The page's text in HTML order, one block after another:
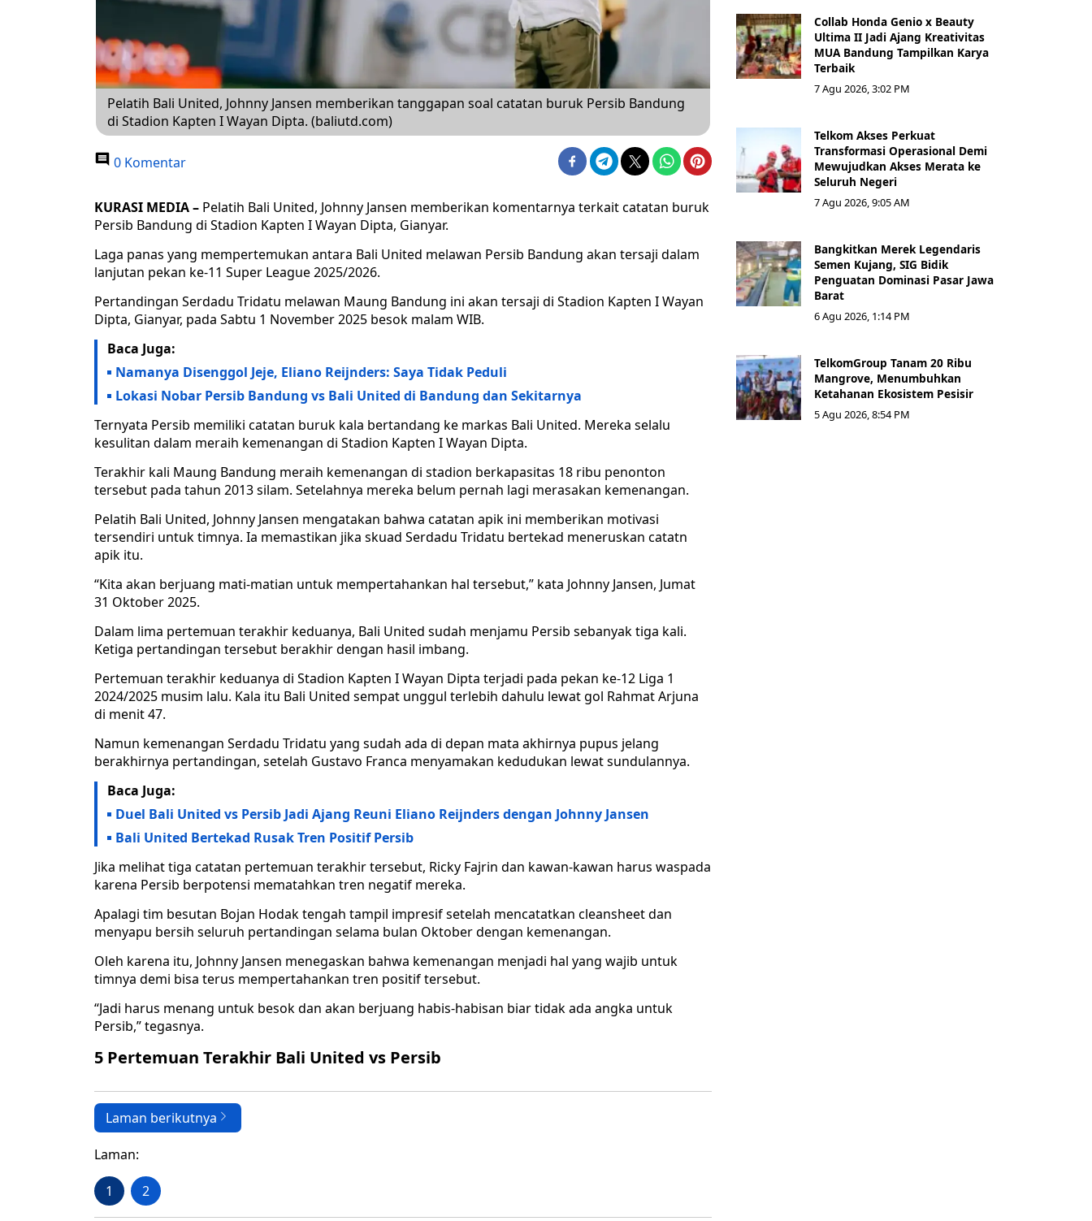
Pelatih Bali United, Johnny Jansen memberikan tanggapan soal catatan buruk Persib Bandung
di Stadion Kapten I Wayan Dipta. (baliutd.com)
0 Komentar
KURASI MEDIA – Pelatih Bali United, Johnny Jansen memberikan komentarnya terkait catatan buruk
Persib Bandung di Stadion Kapten I Wayan Dipta, Gianyar.
Laga panas yang mempertemukan antara Bali United melawan Persib Bandung akan tersaji dalam
lanjutan pekan ke-11 Super League 2025/2026.
Pertandingan Serdadu Tridatu melawan Maung Bandung ini akan tersaji di Stadion Kapten I Wayan
Dipta, Gianyar, pada Sabtu 1 November 2025 besok malam WIB.
Baca Juga:
Namanya Disenggol Jeje, Eliano Reijnders: Saya Tidak Peduli
Lokasi Nobar Persib Bandung vs Bali United di Bandung dan Sekitarnya
Ternyata Persib memiliki catatan buruk kala bertandang ke markas Bali United. Mereka selalu
kesulitan dalam meraih kemenangan di Stadion Kapten I Wayan Dipta.
Terakhir kali Maung Bandung meraih kemenangan di stadion berkapasitas 18 ribu penonton
tersebut pada tahun 2013 silam. Setelahnya mereka belum pernah lagi merasakan kemenangan.
Pelatih Bali United, Johnny Jansen mengatakan bahwa catatan apik ini memberikan motivasi
tersendiri untuk timnya. Ia memastikan jika skuad Serdadu Tridatu bertekad meneruskan catatn
apik itu.
“Kita akan berjuang mati-matian untuk mempertahankan hal tersebut,” kata Johnny Jansen, Jumat
31 Oktober 2025.
Dalam lima pertemuan terakhir keduanya, Bali United sudah menjamu Persib sebanyak tiga kali.
Ketiga pertandingan tersebut berakhir dengan hasil imbang.
Pertemuan terakhir keduanya di Stadion Kapten I Wayan Dipta terjadi pada pekan ke-12 Liga 1
2024/2025 musim lalu. Kala itu Bali United sempat unggul terlebih dahulu lewat gol Rahmat Arjuna
di menit 47.
Namun kemenangan Serdadu Tridatu yang sudah ada di depan mata akhirnya pupus jelang
berakhirnya pertandingan, setelah Gustavo Franca menyamakan kedudukan lewat sundulannya.
Baca Juga:
Duel Bali United vs Persib Jadi Ajang Reuni Eliano Reijnders dengan Johnny Jansen
Bali United Bertekad Rusak Tren Positif Persib
Jika melihat tiga catatan pertemuan terakhir tersebut, Ricky Fajrin dan kawan-kawan harus waspada
karena Persib berpotensi mematahkan tren negatif mereka.
Apalagi tim besutan Bojan Hodak tengah tampil impresif setelah mencatatkan cleansheet dan
menyapu bersih seluruh pertandingan selama bulan Oktober dengan kemenangan.
Oleh karena itu, Johnny Jansen menegaskan bahwa kemenangan menjadi hal yang wajib untuk
timnya demi bisa terus mempertahankan tren positif tersebut.
“Jadi harus menang untuk besok dan akan berjuang habis-habisan biar tidak ada angka untuk
Persib,” tegasnya.
5 Pertemuan Terakhir Bali United vs Persib
Laman berikutnya
Laman:
1 2
Collab Honda Genio x Beauty
Ultima II Jadi Ajang Kreativitas
MUA Bandung Tampilkan Karya
Terbaik
7 Agu 2026, 3:02 PM
Telkom Akses Perkuat
Transformasi Operasional Demi
Mewujudkan Akses Merata ke
Seluruh Negeri
7 Agu 2026, 9:05 AM
Bangkitkan Merek Legendaris
Semen Kujang, SIG Bidik
Penguatan Dominasi Pasar Jawa
Barat
6 Agu 2026, 1:14 PM
TelkomGroup Tanam 20 Ribu
Mangrove, Menumbuhkan
Ketahanan Ekosistem Pesisir
5 Agu 2026, 8:54 PM